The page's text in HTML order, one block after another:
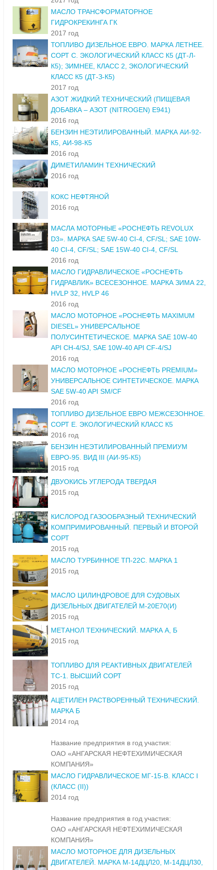
МАСЛО ТРАНСФОРМАТОРНОЕ
ГИДРОКРЕКИНГА ГК
2017 год
ТОПЛИВО ДИЗЕЛЬНОЕ ЕВРО. МАРКА ЛЕТНЕЕ.
СОРТ С. ЭКОЛОГИЧЕСКИЙ КЛАСС К5 (ДТ-Л-
К5); ЗИМНЕЕ, КЛАСС 2, ЭКОЛОГИЧЕСКИЙ
КЛАСС К5 (ДТ-З-К5)
2017 год
АЗОТ ЖИДКИЙ ТЕХНИЧЕСКИЙ (ПИЩЕВАЯ
ДОБАВКА – АЗОТ (NITROGEN) E941)
2016 год
БЕНЗИН НЕЭТИЛИРОВАННЫЙ. МАРКА АИ-92-
К5, АИ-98-К5
2016 год
ДИМЕТИЛАМИН ТЕХНИЧЕСКИЙ
2016 год
КОКС НЕФТЯНОЙ
2016 год
МАСЛА МОТОРНЫЕ «РОСНЕФТЬ REVOLUX
D3». МАРКА SAE 5W-40 CI-4, CF/SL; SAE 10W-
40 CI-4, CF/SL; SAE 15W-40 CI-4, CF/SL
2016 год
МАСЛО ГИДРАВЛИЧЕСКОЕ «РОСНЕФТЬ
ГИДРАВЛИК» ВСЕСЕЗОННОЕ. МАРКА ЗИМА 22,
HVLP 32, HVLP 46
2016 год
МАСЛО МОТОРНОЕ «РОСНЕФТЬ MAXIMUM
DIESEL» УНИВЕРСАЛЬНОЕ
ПОЛУСИНТЕТИЧЕСКОЕ. МАРКА SAE 10W-40
API CH-4/SJ, SAE 10W-40 API CF-4/SJ
2016 год
МАСЛО МОТОРНОЕ «РОСНЕФТЬ PREMIUM»
УНИВЕРСАЛЬНОЕ СИНТЕТИЧЕСКОЕ. МАРКА
SAE 5W-40 API SM/CF
2016 год
ТОПЛИВО ДИЗЕЛЬНОЕ ЕВРО МЕЖСЕЗОННОЕ.
СОРТ Е. ЭКОЛОГИЧЕСКИЙ КЛАСС К5
2016 год
БЕНЗИН НЕЭТИЛИРОВАННЫЙ ПРЕМИУМ
ЕВРО-95. ВИД III (АИ-95-К5)
2015 год
ДВУОКИСЬ УГЛЕРОДА ТВЕРДАЯ
2015 год
КИСЛОРОД ГАЗООБРАЗНЫЙ ТЕХНИЧЕСКИЙ
КОМПРИМИРОВАННЫЙ. ПЕРВЫЙ И ВТОРОЙ
СОРТ
2015 год
МАСЛО ТУРБИННОЕ ТП-22С. МАРКА 1
2015 год
МАСЛО ЦИЛИНДРОВОЕ ДЛЯ СУДОВЫХ
ДИЗЕЛЬНЫХ ДВИГАТЕЛЕЙ М-20Е70(И)
2015 год
МЕТАНОЛ ТЕХНИЧЕСКИЙ. МАРКА А, Б
2015 год
ТОПЛИВО ДЛЯ РЕАКТИВНЫХ ДВИГАТЕЛЕЙ
ТС-1. ВЫСШИЙ СОРТ
2015 год
АЦЕТИЛЕН РАСТВОРЕННЫЙ ТЕХНИЧЕСКИЙ.
МАРКА Б
2014 год
Название предприятия в год участия:
ОАО «АНГАРСКАЯ НЕФТЕХИМИЧЕСКАЯ
КОМПАНИЯ»
МАСЛО ГИДРАВЛИЧЕСКОЕ МГ-15-В. КЛАСС I
(КЛАСС (II))
2014 год
Название предприятия в год участия:
ОАО «АНГАРСКАЯ НЕФТЕХИМИЧЕСКАЯ
КОМПАНИЯ»
МАСЛО МОТОРНОЕ ДЛЯ ДИЗЕЛЬНЫХ
ДВИГАТЕЛЕЙ. МАРКА М-14ДЦЛ20, М-14ДЦЛ30,